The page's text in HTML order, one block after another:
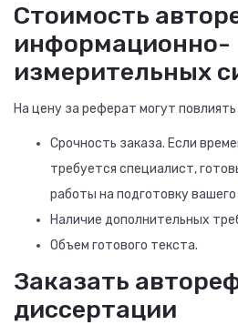
Стоимость
информационно-
измерительных
На цену за реферат могут
Срочность заказа. Если
требуется специалист,
работы на подготовку вашего
Наличие дополнительных
Объем готового текста.
Заказать
диссертации